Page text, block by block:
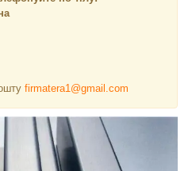
firmatera1@gmail.com